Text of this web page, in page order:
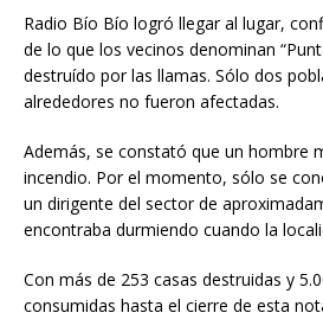
Radio Bío Bío logró llegar al lugar,
de lo que los vecinos denominan
destruído por las llamas. Sólo dos
alrededores no fueron afectadas.
Además, se constató que un hombre
incendio. Por el momento, sólo se
un dirigente del sector de
encontraba durmiendo cuando la
Con más de 253 casas destruidas y
consumidas hasta el cierre de esta